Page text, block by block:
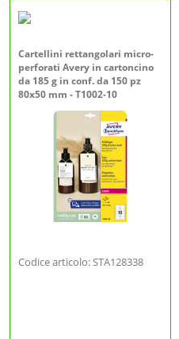
Cartellini rettangolari micro-
perforati Avery in cartoncino
da 185 g in conf. da 150 pz
80x50 mm - T1002-10
Codice articolo: STA128338